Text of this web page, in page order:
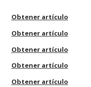
Obtener artículo
Obtener artículo
Obtener artículo
Obtener artículo
Obtener artículo